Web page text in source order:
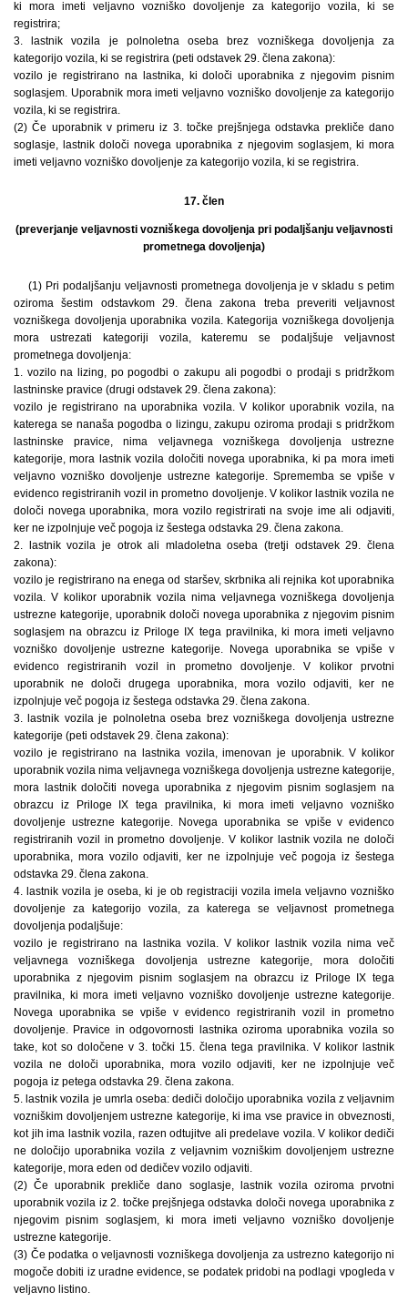
ki mora imeti veljavno vozniško dovoljenje za kategorijo vozila, ki se
registrira;
3. lastnik vozila je polnoletna oseba brez vozniškega dovoljenja za
kategorijo vozila, ki se registrira (peti odstavek 29. člena zakona):
vozilo je registrirano na lastnika, ki določi uporabnika z njegovim pisnim
soglasjem. Uporabnik mora imeti veljavno vozniško dovoljenje za kategorijo
vozila, ki se registrira.
(2) Če uporabnik v primeru iz 3. točke prejšnjega odstavka prekliče dano
soglasje, lastnik določi novega uporabnika z njegovim soglasjem, ki mora
imeti veljavno vozniško dovoljenje za kategorijo vozila, ki se registrira.
17. člen
(preverjanje veljavnosti vozniškega dovoljenja pri podaljšanju veljavnosti
prometnega dovoljenja)
(1) Pri podaljšanju veljavnosti prometnega dovoljenja je v skladu s petim
oziroma šestim odstavkom 29. člena zakona treba preveriti veljavnost
vozniškega dovoljenja uporabnika vozila. Kategorija vozniškega dovoljenja
mora ustrezati kategoriji vozila, kateremu se podaljšuje veljavnost
prometnega dovoljenja:
1. vozilo na lizing, po pogodbi o zakupu ali pogodbi o prodaji s pridržkom
lastninske pravice (drugi odstavek 29. člena zakona):
vozilo je registrirano na uporabnika vozila. V kolikor uporabnik vozila, na
katerega se nanaša pogodba o lizingu, zakupu oziroma prodaji s pridržkom
lastninske pravice, nima veljavnega vozniškega dovoljenja ustrezne
kategorije, mora lastnik vozila določiti novega uporabnika, ki pa mora imeti
veljavno vozniško dovoljenje ustrezne kategorije. Sprememba se vpiše v
evidenco registriranih vozil in prometno dovoljenje. V kolikor lastnik vozila ne
določi novega uporabnika, mora vozilo registrirati na svoje ime ali odjaviti,
ker ne izpolnjuje več pogoja iz šestega odstavka 29. člena zakona.
2. lastnik vozila je otrok ali mladoletna oseba (tretji odstavek 29. člena
zakona):
vozilo je registrirano na enega od staršev, skrbnika ali rejnika kot uporabnika
vozila. V kolikor uporabnik vozila nima veljavnega vozniškega dovoljenja
ustrezne kategorije, uporabnik določi novega uporabnika z njegovim pisnim
soglasjem na obrazcu iz Priloge IX tega pravilnika, ki mora imeti veljavno
vozniško dovoljenje ustrezne kategorije. Novega uporabnika se vpiše v
evidenco registriranih vozil in prometno dovoljenje. V kolikor prvotni
uporabnik ne določi drugega uporabnika, mora vozilo odjaviti, ker ne
izpolnjuje več pogoja iz šestega odstavka 29. člena zakona.
3. lastnik vozila je polnoletna oseba brez vozniškega dovoljenja ustrezne
kategorije (peti odstavek 29. člena zakona):
vozilo je registrirano na lastnika vozila, imenovan je uporabnik. V kolikor
uporabnik vozila nima veljavnega vozniškega dovoljenja ustrezne kategorije,
mora lastnik določiti novega uporabnika z njegovim pisnim soglasjem na
obrazcu iz Priloge IX tega pravilnika, ki mora imeti veljavno vozniško
dovoljenje ustrezne kategorije. Novega uporabnika se vpiše v evidenco
registriranih vozil in prometno dovoljenje. V kolikor lastnik vozila ne določi
uporabnika, mora vozilo odjaviti, ker ne izpolnjuje več pogoja iz šestega
odstavka 29. člena zakona.
4. lastnik vozila je oseba, ki je ob registraciji vozila imela veljavno vozniško
dovoljenje za kategorijo vozila, za katerega se veljavnost prometnega
dovoljenja podaljšuje:
vozilo je registrirano na lastnika vozila. V kolikor lastnik vozila nima več
veljavnega vozniškega dovoljenja ustrezne kategorije, mora določiti
uporabnika z njegovim pisnim soglasjem na obrazcu iz Priloge IX tega
pravilnika, ki mora imeti veljavno vozniško dovoljenje ustrezne kategorije.
Novega uporabnika se vpiše v evidenco registriranih vozil in prometno
dovoljenje. Pravice in odgovornosti lastnika oziroma uporabnika vozila so
take, kot so določene v 3. točki 15. člena tega pravilnika. V kolikor lastnik
vozila ne določi uporabnika, mora vozilo odjaviti, ker ne izpolnjuje več
pogoja iz petega odstavka 29. člena zakona.
5. lastnik vozila je umrla oseba: dediči določijo uporabnika vozila z veljavnim
vozniškim dovoljenjem ustrezne kategorije, ki ima vse pravice in obveznosti,
kot jih ima lastnik vozila, razen odtujitve ali predelave vozila. V kolikor dediči
ne določijo uporabnika vozila z veljavnim vozniškim dovoljenjem ustrezne
kategorije, mora eden od dedičev vozilo odjaviti.
(2) Če uporabnik prekliče dano soglasje, lastnik vozila oziroma prvotni
uporabnik vozila iz 2. točke prejšnjega odstavka določi novega uporabnika z
njegovim pisnim soglasjem, ki mora imeti veljavno vozniško dovoljenje
ustrezne kategorije.
(3) Če podatka o veljavnosti vozniškega dovoljenja za ustrezno kategorijo ni
mogoče dobiti iz uradne evidence, se podatek pridobi na podlagi vpogleda v
veljavno listino.